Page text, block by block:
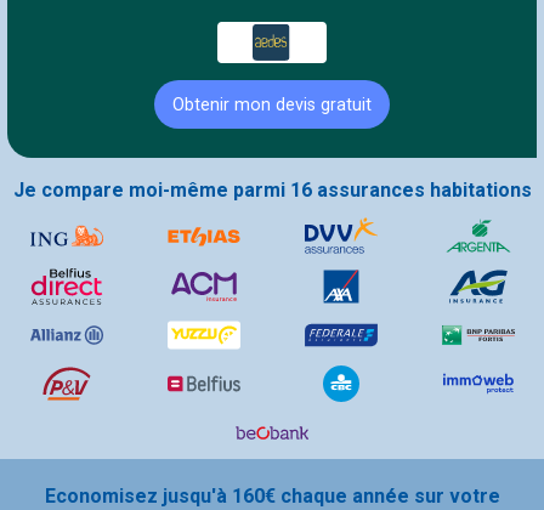
Obtenir mon devis gratuit
Je compare moi-même parmi 16 assurances habitations
Economisez jusqu'à 160€ chaque année sur votre